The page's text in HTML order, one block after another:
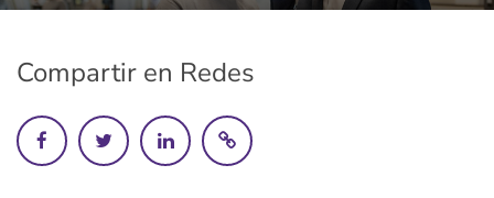
Compartir en Redes